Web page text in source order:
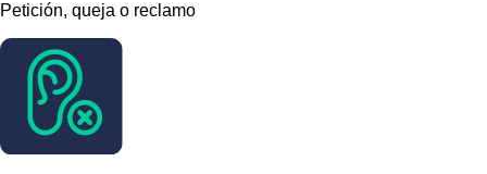
Petición, queja o reclamo